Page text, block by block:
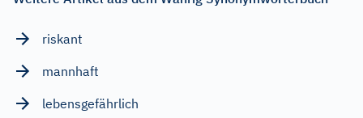
riskant
mannhaft
lebensgefährlich